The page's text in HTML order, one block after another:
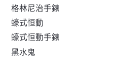
格林尼治手錶
蠔式恒動
蠔式恒動手錶
黑水鬼